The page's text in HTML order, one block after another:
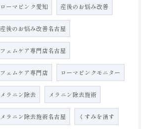
ローマピンク愛知 産後のお悩み改善
産後のお悩み改善名古屋
フェムケア専門店名古屋
フェムケア専門店 ローマピンクモニター
メラニン除去 メラニン除去施術
メラニン除去施術名古屋 くすみを消す